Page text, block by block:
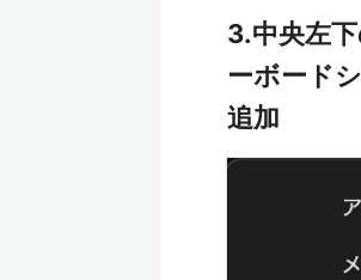
3.中央左
ーボード
追加